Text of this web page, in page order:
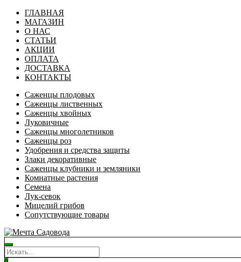
ГЛАВНАЯ
МАГАЗИН
О НАС
СТАТЬИ
АКЦИИ
ОПЛАТА
ДОСТАВКА
КОНТАКТЫ
Саженцы плодовых
Саженцы лиственных
Саженцы хвойных
Луковичные
Саженцы многолетников
Саженцы роз
Удобрения и средства защиты
Злаки декоративные
Саженцы клубники и земляники
Комнатные растения
Семена
Лук-севок
Мицелий грибов
Сопутствующие товары